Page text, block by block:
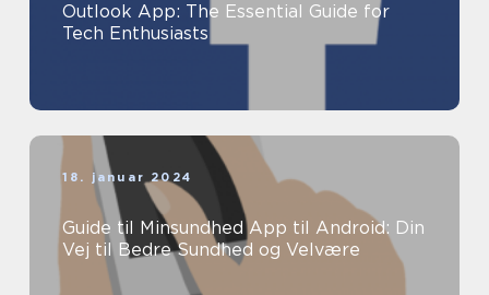
Outlook App: The Essential Guide for
Tech Enthusiasts
18. januar 2024
Guide til Minsundhed App til Android: Din
Vej til Bedre Sundhed og Velvære